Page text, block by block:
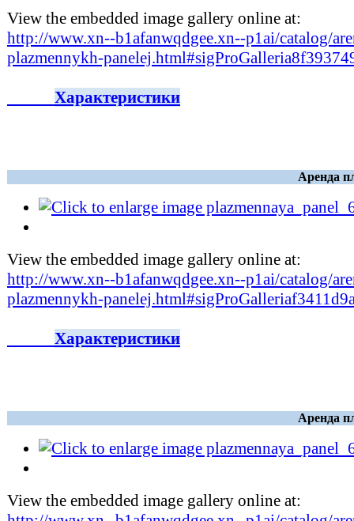
View the embedded image gallery online at:
http://www.xn--b1afanwqdgee.xn--p1ai/catalog/
plazmennykh-
Характеристики
Аренда
View the embedded image gallery online at:
http://www.xn--b1afanwqdgee.xn--p1ai/catalog/
plazmennykh-
Характеристики
Аренда
View the embedded image gallery online at: